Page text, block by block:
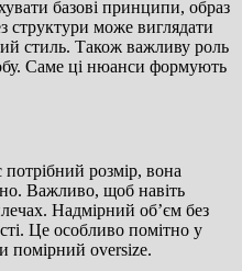
базові принципи, образ
структури може виглядати
стиль. Також важливу роль
Саме ці нюанси формують
розмір, вона
Важливо, щоб навіть
Надмірний об’єм без
Це особливо помітно у
помірний oversize.